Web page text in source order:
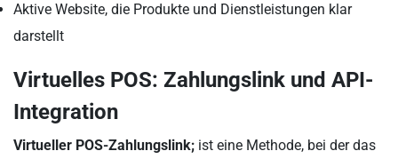
Aktive Website, die Produkte und Dienstleistungen klar
darstellt
Virtuelles POS: Zahlungslink und API-
Integration
Virtueller POS-Zahlungslink; ist eine Methode, bei der das